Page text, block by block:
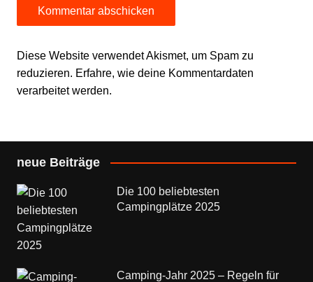
Diese Website verwendet Akismet, um Spam zu
reduzieren. Erfahre, wie deine Kommentardaten
verarbeitet werden.
neue Beiträge
Die 100 beliebtesten
Campingplätze 2025
Camping-Jahr 2025 – Regeln für